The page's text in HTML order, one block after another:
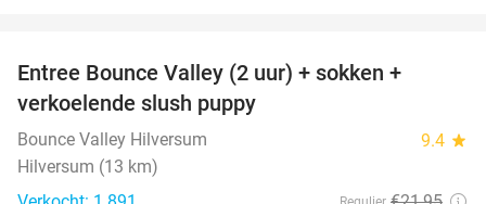
Entree Bounce Valley (2 uur) + sokken +
verkoelende slush puppy
Bounce Valley Hilversum 9.4 star
Hilversum (13 km)